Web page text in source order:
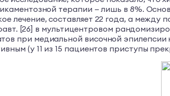
терапии — лишь в 8%.
лечение, составляет 22 года, а
[26] в мультицентровом
при медиальной височной
(у 11 из 15 пациентов приступы